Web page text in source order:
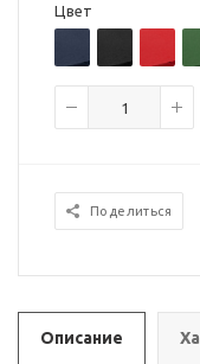
Цвет
Поделиться
Описание